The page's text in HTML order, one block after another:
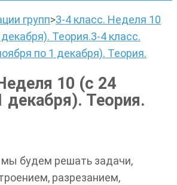
групп>3-4 класс. Неделя 10
Теория.3-4 класс.
по 1 декабря). Теория.
10 (с 24
декабря). Теория.
будем решать задачи,
разрезанием,